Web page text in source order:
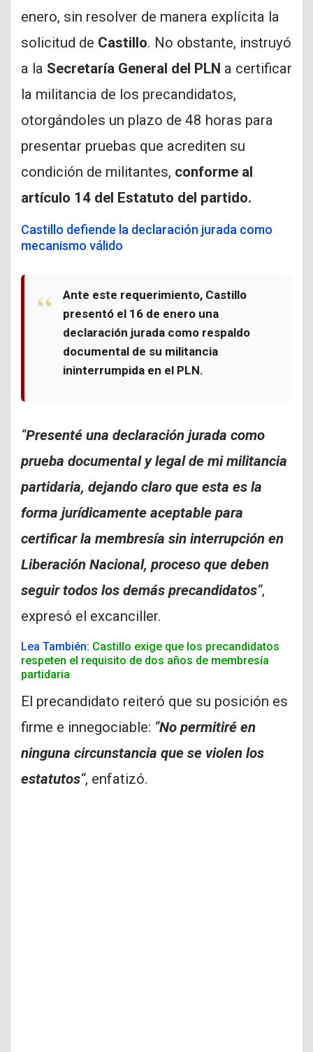
enero, sin resolver de manera explícita la
solicitud de Castillo. No obstante, instruyó
a la Secretaría General del PLN a certificar
la militancia de los precandidatos,
otorgándoles un plazo de 48 horas para
presentar pruebas que acrediten su
condición de militantes, conforme al
artículo 14 del Estatuto del partido.
Castillo defiende la declaración jurada como
mecanismo válido
Ante este requerimiento, Castillo
presentó el 16 de enero una
declaración jurada como respaldo
documental de su militancia
ininterrumpida en el PLN.
“Presenté una declaración jurada como
prueba documental y legal de mi militancia
partidaria, dejando claro que esta es la
forma jurídicamente aceptable para
certificar la membresía sin interrupción en
Liberación Nacional, proceso que deben
seguir todos los demás precandidatos“,
expresó el excanciller.
Lea También: Castillo exige que los precandidatos
respeten el requisito de dos años de membresía
partidaria
El precandidato reiteró que su posición es
firme e innegociable: “No permitiré en
ninguna circunstancia que se violen los
estatutos“, enfatizó.